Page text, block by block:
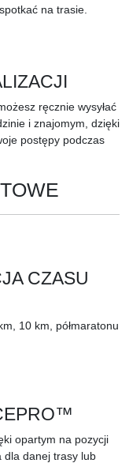
na trasie.
ręcznie wysyłać
i znajomym, dzięki
postępy podczas
CZASU
10 km, półmaratonu
opartym na pozycji
dla danej trasy lub